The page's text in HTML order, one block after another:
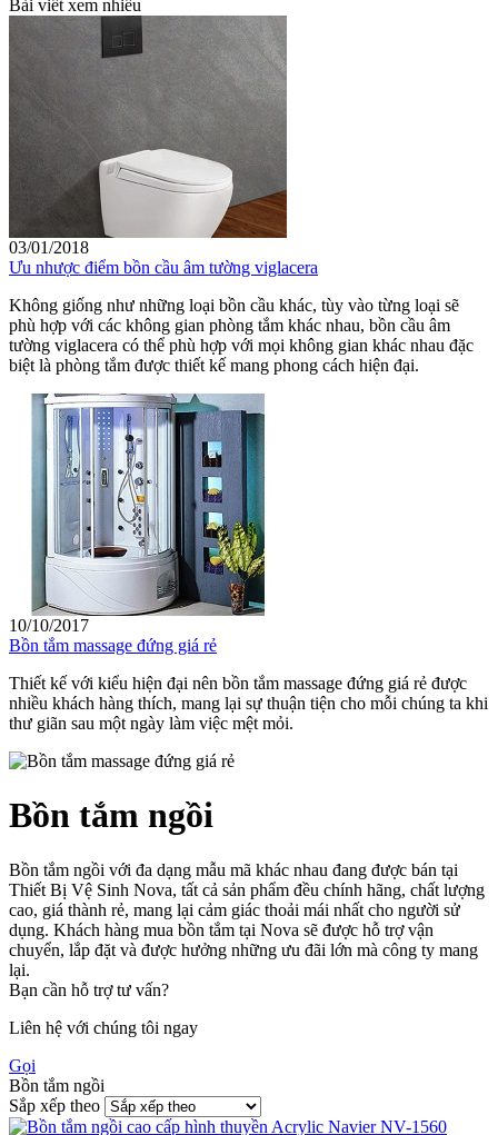
Bài viết xem nhiều
03/01/2018
Ưu nhược điểm bồn cầu âm tường viglacera
Không giống như những loại bồn cầu khác, tùy vào từng loại sẽ
phù hợp với các không gian phòng tắm khác nhau, bồn cầu âm
tường viglacera có thể phù hợp với mọi không gian khác nhau đặc
biệt là phòng tắm được thiết kế mang phong cách hiện đại.
10/10/2017
Bồn tắm massage đứng giá rẻ
Thiết kế với kiểu hiện đại nên bồn tắm massage đứng giá rẻ được
nhiều khách hàng thích, mang lại sự thuận tiện cho mỗi chúng ta khi
thư giãn sau một ngày làm việc mệt mỏi.
Bồn tắm ngồi
Bồn tắm ngồi với đa dạng mẫu mã khác nhau đang được bán tại
Thiết Bị Vệ Sinh Nova, tất cả sản phẩm đều chính hãng, chất lượng
cao, giá thành rẻ, mang lại cảm giác thoải mái nhất cho người sử
dụng. Khách hàng mua bồn tắm tại Nova sẽ được hỗ trợ vận
chuyển, lắp đặt và được hưởng những ưu đãi lớn mà công ty mang
lại.
Bạn cần hỗ trợ tư vấn?
Liên hệ với chúng tôi ngay
Gọi
Bồn tắm ngồi
Sắp xếp theo